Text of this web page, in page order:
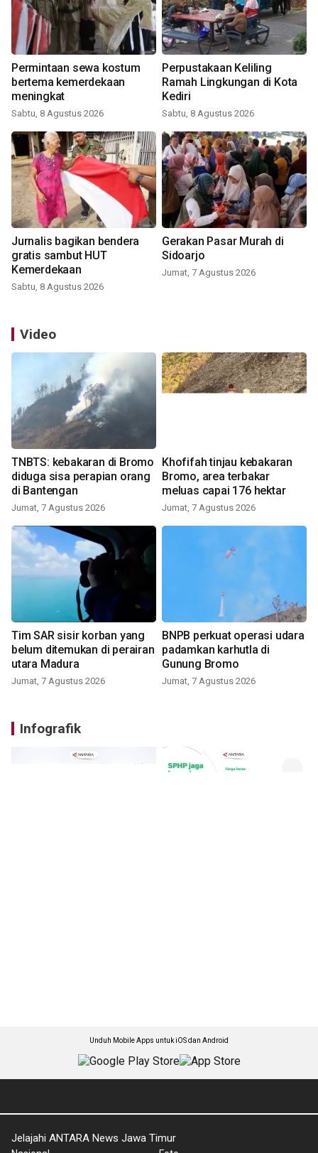
Permintaan sewa kostum
bertema kemerdekaan
meningkat
Sabtu, 8 Agustus 2026
Perpustakaan Keliling
Ramah Lingkungan di Kota
Kediri
Sabtu, 8 Agustus 2026
Jurnalis bagikan bendera
gratis sambut HUT
Kemerdekaan
Sabtu, 8 Agustus 2026
Gerakan Pasar Murah di
Sidoarjo
Jumat, 7 Agustus 2026
Video
TNBTS: kebakaran di Bromo
diduga sisa perapian orang
di Bantengan
Jumat, 7 Agustus 2026
Khofifah tinjau kebakaran
Bromo, area terbakar
meluas capai 176 hektar
Jumat, 7 Agustus 2026
Tim SAR sisir korban yang
belum ditemukan di perairan
utara Madura
Jumat, 7 Agustus 2026
BNPB perkuat operasi udara
padamkan karhutla di
Gunung Bromo
Jumat, 7 Agustus 2026
Infografik
Unduh Mobile Apps untuk iOS dan Android
Jelajahi ANTARA News Jawa Timur